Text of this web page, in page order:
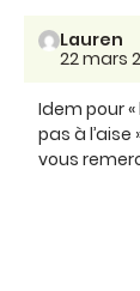
Lauren
22 mars
Idem pour
pas à
vous